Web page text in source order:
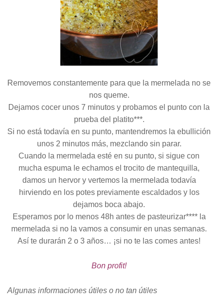
Removemos constantemente para que la mermelada no se
nos queme.
Dejamos cocer unos 7 minutos y probamos el punto con la
prueba del platito***.
Si no está todavía en su punto, mantendremos la ebullición
unos 2 minutos más, mezclando sin parar.
Cuando la mermelada esté en su punto, si sigue con
mucha espuma le echamos el trocito de mantequilla,
damos un hervor y vertemos la mermelada todavía
hirviendo en los potes previamente escaldados y los
dejamos boca abajo.
Esperamos por lo menos 48h antes de pasteurizar**** la
mermelada si no la vamos a consumir en unas semanas.
Así te durarán 2 o 3 años… ¡si no te las comes antes!
Bon profit!
Algunas informaciones útiles o no tan útiles